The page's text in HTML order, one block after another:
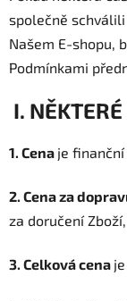
společně
Našem E-shopu,
Podmínkami
I.
1. Cena je
2. Cena za
za doručení
3. Celková cena